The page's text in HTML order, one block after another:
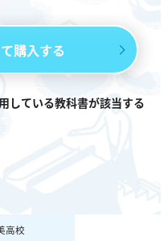
購入する
している教科書が該当する
高校